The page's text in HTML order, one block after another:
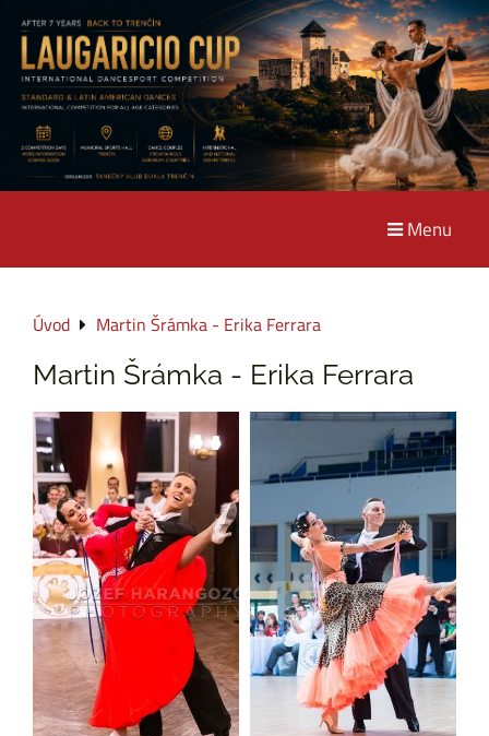
Menu
Úvod Martin Šrámka - Erika Ferrara
Martin Šrámka - Erika Ferrara